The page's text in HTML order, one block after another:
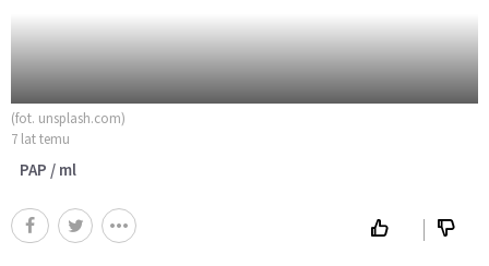
(fot. unsplash.com)
7 lat temu
PAP / ml